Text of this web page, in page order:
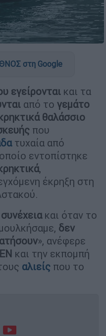
στη Google
εγείρονται και τα
από το γεμάτο
θαλάσσιο
που
τυχαία από
εντοπίστηκε
,
έκρηξη στη
και όταν το
δεν
», ανέφερε
και την εκπομπή
αλιείς που το